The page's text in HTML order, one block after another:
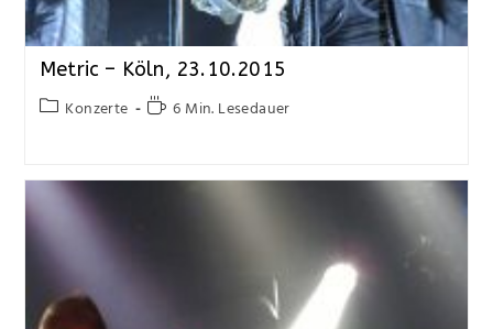
Metric – Köln, 23.10.2015
Konzerte 6 Min. Lesedauer